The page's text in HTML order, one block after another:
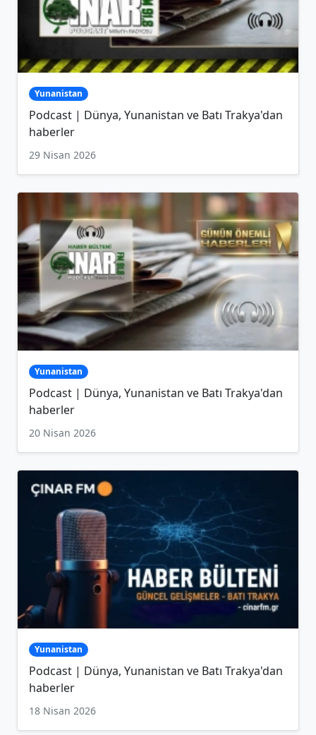
Yunanistan
Podcast | Dünya, Yunanistan ve Batı Trakya'dan
haberler
29 Nisan 2026
Yunanistan
Podcast | Dünya, Yunanistan ve Batı Trakya'dan
haberler
20 Nisan 2026
Yunanistan
Podcast | Dünya, Yunanistan ve Batı Trakya'dan
haberler
18 Nisan 2026